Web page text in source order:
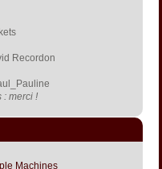
Recordon
: merci !
Machines